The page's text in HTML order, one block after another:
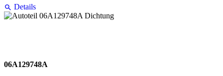
Details
06A129748A